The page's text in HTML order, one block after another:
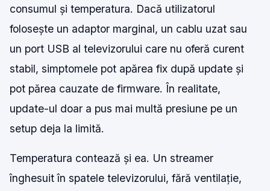
consumul și temperatura. Dacă utilizatorul
folosește un adaptor marginal, un cablu uzat sau
un port USB al televizorului care nu oferă curent
stabil, simptomele pot apărea fix după update și
pot părea cauzate de firmware. În realitate,
update-ul doar a pus mai multă presiune pe un
setup deja la limită.
Temperatura contează și ea. Un streamer
înghesuit în spatele televizorului, fără ventilație,